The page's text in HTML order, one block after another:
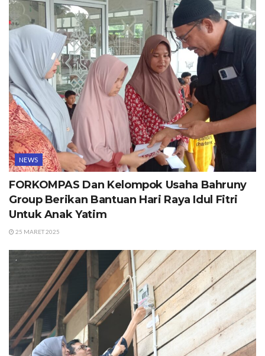
NEWS
FORKOMPAS Dan Kelompok Usaha Bahruny
Group Berikan Bantuan Hari Raya Idul Fitri
Untuk Anak Yatim
25 MARET 2025